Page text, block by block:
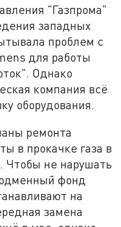
"Газпрома"
западных
проблем с
для работы
Однако
компания всё
оборудования.
ремонта
в прокачке газа в
Чтобы не нарушать
фонд
на
замена